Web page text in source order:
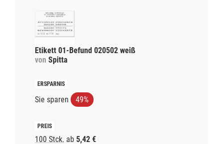
Etikett 01-Befund 020502 weiß
von Spitta
Sie sparen 49%
100 Stck. ab 5,42 €